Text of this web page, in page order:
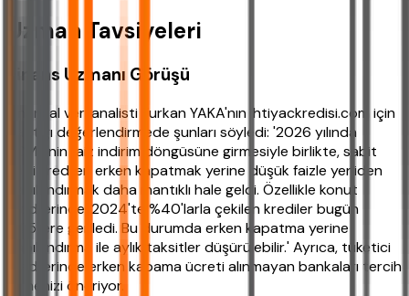
Uzman Tavsiyeleri
Finans Uzmanı Görüşü
Finansal veri analisti Furkan YAKA'nın ihtiyackredisi.com için
yaptığı değerlendirmede şunları söyledi: '2026 yılında
TCMB'nin faiz indirim döngüsüne girmesiyle birlikte, sabit
faizli kredileri erken kapatmak yerine düşük faizle yeniden
yapılandırmak daha mantıklı hale geldi. Özellikle konut
kredilerinde, 2024'te %40'larla çekilen krediler bugün
%25'lere geriledi. Bu durumda erken kapatma yerine
yapılandırma ile aylık taksitler düşürülebilir.' Ayrıca, tüketici
kredilerinde erken kapama ücreti alınmayan bankaları tercih
etmenizi öneriyor.